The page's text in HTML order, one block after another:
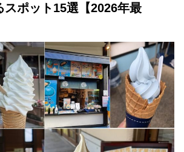
スポット15選【2026年最